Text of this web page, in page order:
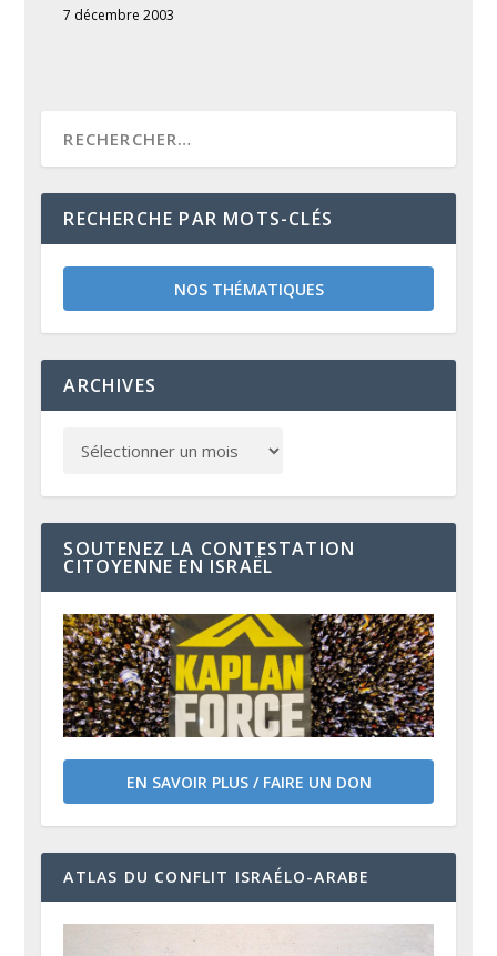
7 décembre 2003
RECHERCHE PAR MOTS-CLÉS
NOS THÉMATIQUES
ARCHIVES
SOUTENEZ LA CONTESTATION
CITOYENNE EN ISRAËL
EN SAVOIR PLUS / FAIRE UN DON
ATLAS DU CONFLIT ISRAÉLO-ARABE